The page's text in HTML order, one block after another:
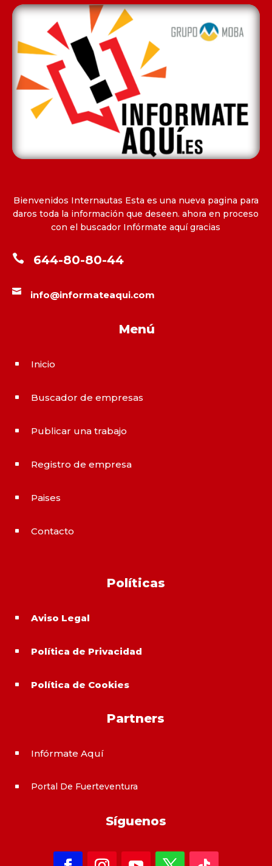
Bienvenidos Internautas Esta es una nueva pagina para
daros toda la información que deseen. ahora en proceso
con el buscador Infórmate aquí gracias
 644-80-80-44
 info@informateaqui.com
Menú
^ Inicio
^ Buscador de empresas
^ Publicar una trabajo
^ Registro de empresa
^ Paises
^ Contacto
Políticas
^ Aviso Legal
^ Política de Privacidad
^ Política de Cookies
Partners
^ Infórmate Aquí
^ Portal De Fuerteventura
Síguenos